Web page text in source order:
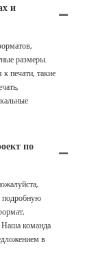
и
размеры.
печати, такие
по
подробную
Наша команда
в